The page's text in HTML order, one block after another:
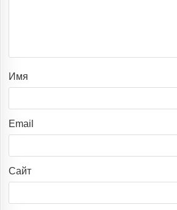
Имя
Email
Сайт